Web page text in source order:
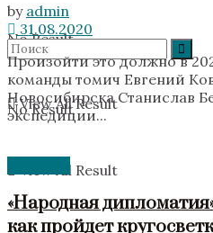
No Result
View All Result
No Result
View All Result
by admin
31.08.2020
Произойти это должно в
команды томич Евгений
Новосибирска Станислав
экспедиции...
«Народная
как пройдет